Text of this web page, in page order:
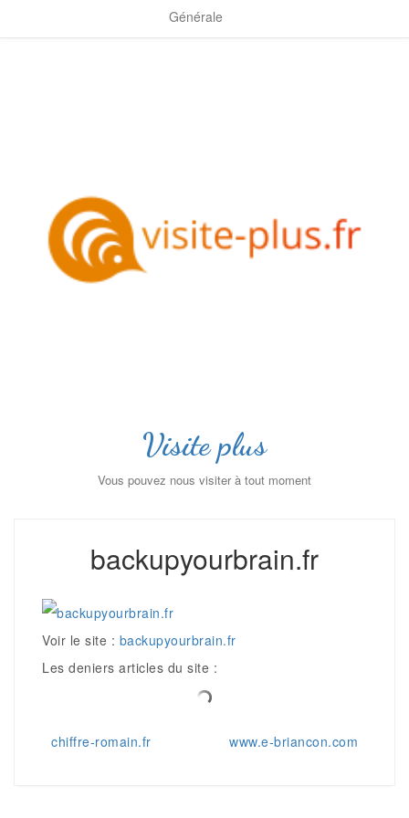
Générale
Visite plus
Vous pouvez nous visiter à tout moment
backupyourbrain.fr
Voir le site : backupyourbrain.fr
Les deniers articles du site :
Navigation
chiffre-romain.fr www.e-briancon.com